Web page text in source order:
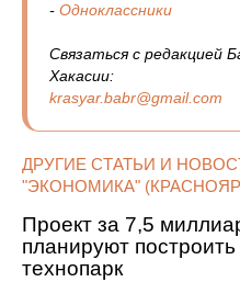
- Одноклассники
Связаться с редакцией
Хакасии:
krasyar.babr@gmail.com
ДРУГИЕ СТАТЬИ И
"ЭКОНОМИКА"
Проект за 7,5
планируют
технопарк